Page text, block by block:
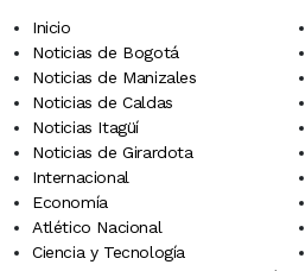
Inicio
Noticias de Bogotá
Noticias de Manizales
Noticias de Caldas
Noticias Itagüí
Noticias de Girardota
Internacional
Economía
Atlético Nacional
Ciencia y Tecnología